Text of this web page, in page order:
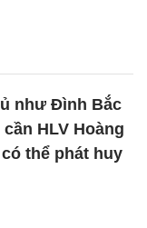
như Đình Bắc
HLV Hoàng
thể phát huy